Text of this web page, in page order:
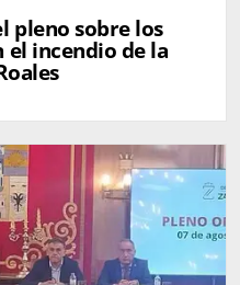
pleno sobre los
el incendio de la